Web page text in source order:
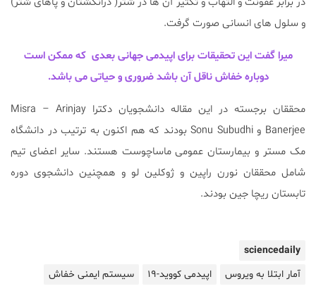
و سلول های انسانی صورت گرفت.
میرا گفت این تحقیقات برای اپیدمی جهانی بعدی که ممکن است
دوباره خفاش ناقل آن باشد ضروری و حیاتی می باشد.
محققان برجسته در این مقاله دانشجویان دکترا Misra – Arinjay
Banerjee و Sonu Subudhi بودند که هم اکنون به ترتیب در دانشگاه
مک مستر و بیمارستان عمومی ماساچوست هستند. سایر اعضای تیم
شامل محققان نورن راپین و ژوکلین لو و همچنین دانشجوی دوره
تابستان ریچا جین بودند.
sciencedaily
آمار ابتلا به ویروس
اپیدمی کووید-۱۹ سیستم ایمنی خفاش